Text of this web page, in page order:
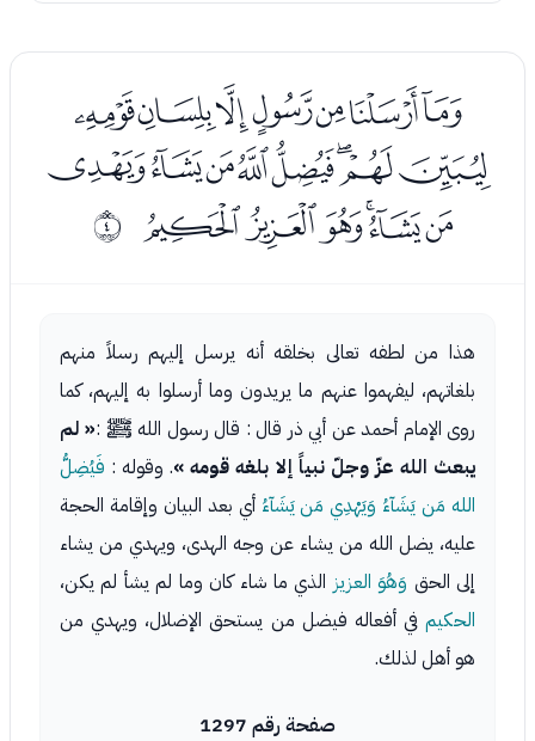
ﮖﮗﮘﮙﮚﮛﮜ
ﮝﮞﮟﮠﮡﮢﮣﮤ
ﮥﮦﮧﮨﮩﮪ ﰃ
هذا من لطفه تعالى بخلقه أنه يرسل إليهم رسلاً منهم
بلغاتهم، ليفهموا عنهم ما يريدون وما أرسلوا به إليهم، كما
روى الإمام أحمد عن أبي ذر قال : قال رسول الله ﷺ :« لم
يبعث الله عزّ وجلّ نبياً إلا بلغه قومه ». وقوله : فَيُضِلُّ
الله مَن يَشَآءُ وَيَهْدِي مَن يَشَآءُأي بعد البيان وإقامة الحجة
عليه، يضل الله من يشاء عن وجه الهدى، ويهدي من يشاء
إلى الحق وَهُوَ العزيز الذي ما شاء كان وما لم يشأ لم يكن،
الحكيمفي أفعاله فيضل من يستحق الإضلال، ويهدي من
هو أهل لذلك.
صفحة رقم 1297